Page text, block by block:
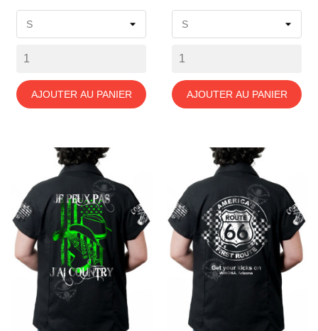
AJOUTER AU PANIER AJOUTER AU PANIER